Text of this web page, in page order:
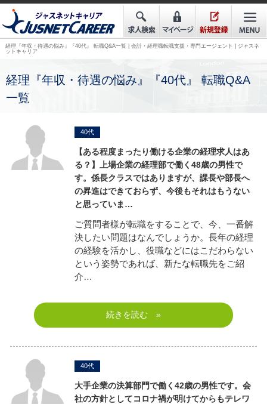
経理『年収・待遇の悩み』『40代』 転職Q&A一覧 | 会計・経理職転職支援・専門エージェント | ジャスネ
ットキャリア
経理『年収・待遇の悩み』『40代』 転職Q&A
一覧
40代
【ある程度まったり働ける企業の経理求人はあ
る？】
上場企業の経理部で働く48歳の男性で
す。係長クラスではありますが、課長や部長へ
の昇進はできておらず、今後もそれはもうない
と思っていま…
ご質問者様が転職をすることで、今、一番解
決したい問題はなんでしょうか。長年の経理
の経験を活かし、役職などにはこだわらない
という姿勢であれば、新たな転職先をご紹
介…
続きを読む »
40代
大手企業の決算部門で働く42歳の男性です。 会
社の方針としてコロナ禍が明けてからもテレワ